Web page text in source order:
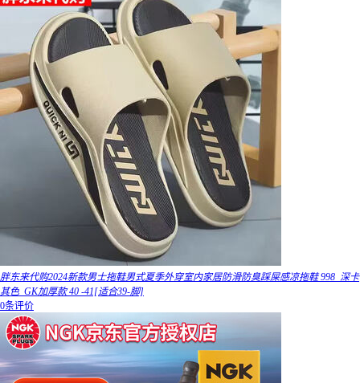
胖东来代购2024新款男士拖鞋男式夏季外穿室内家居防滑防臭踩屎感凉拖鞋 998_深卡
其色_GK加厚款 40 -41[适合39-脚]
0条评价